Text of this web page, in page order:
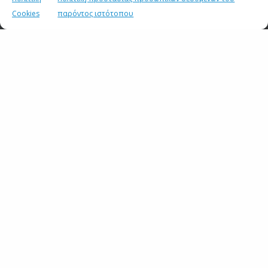
Cookies
παρόντος ιστότοπου
21 ΙΟΥΛΙΟΥ 2026